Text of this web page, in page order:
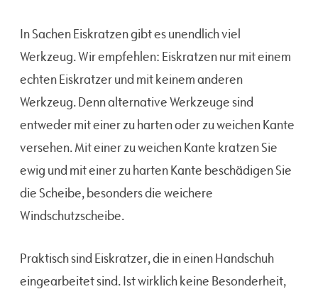
In Sachen Eiskratzen gibt es unendlich viel
Werkzeug. Wir empfehlen: Eiskratzen nur mit einem
echten Eiskratzer und mit keinem anderen
Werkzeug. Denn alternative Werkzeuge sind
entweder mit einer zu harten oder zu weichen Kante
versehen. Mit einer zu weichen Kante kratzen Sie
ewig und mit einer zu harten Kante beschädigen Sie
die Scheibe, besonders die weichere
Windschutzscheibe.
Praktisch sind Eiskratzer, die in einen Handschuh
eingearbeitet sind. Ist wirklich keine Besonderheit,